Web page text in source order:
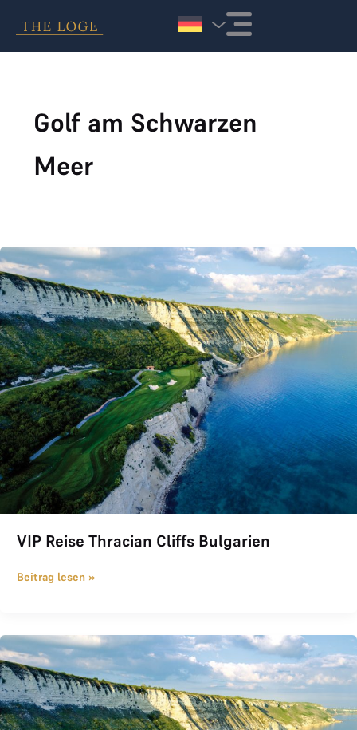
Golf am Schwarzen
Meer
VIP Reise Thracian Cliffs Bulgarien
VIP Reise Thracian Cliffs Bulgarien
Beitrag lesen »
THE LOGE Golfreise Thracian Cliffs Mi.29.05.-So.02.06.2024